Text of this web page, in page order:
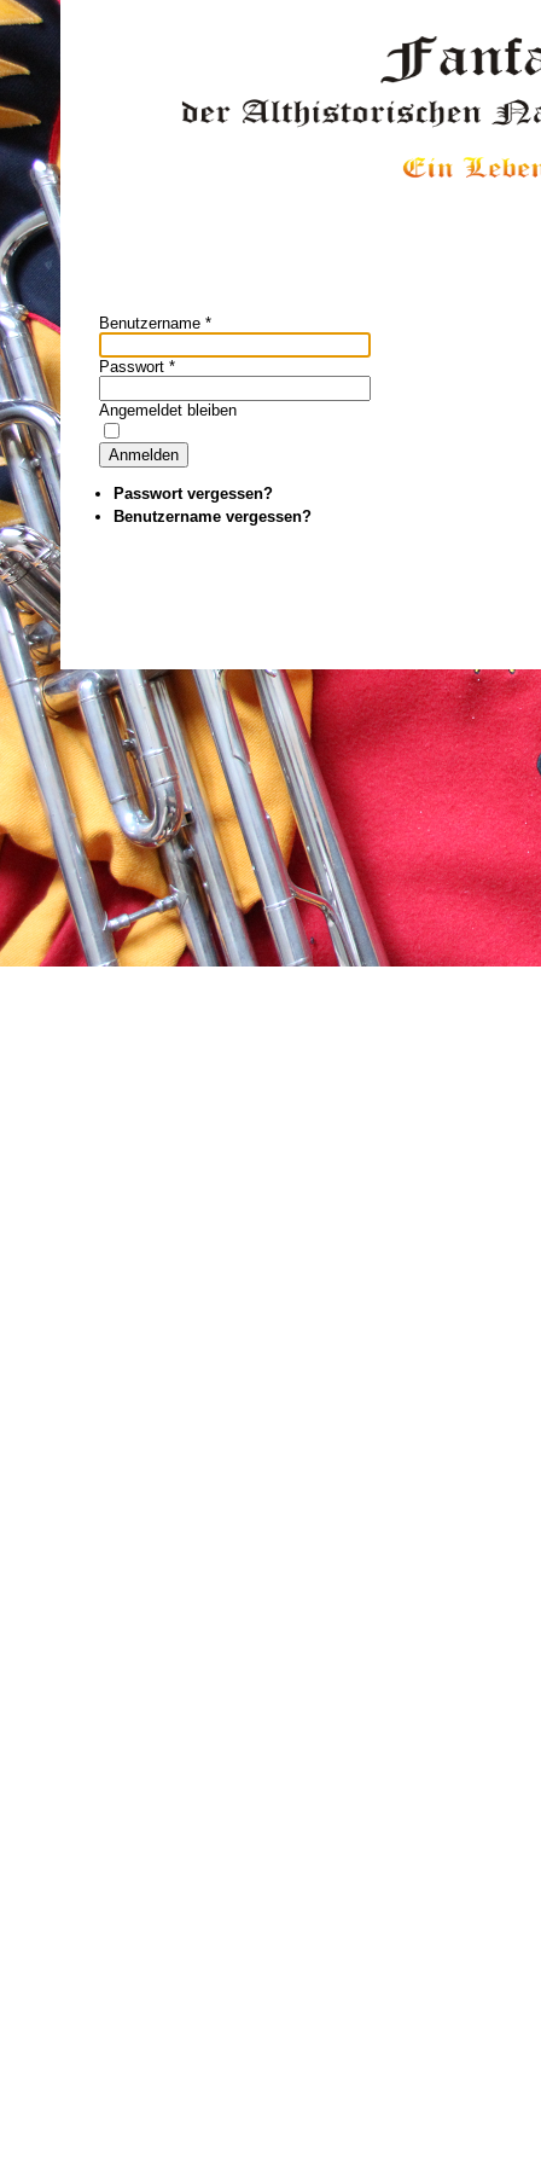
Benutzername *
Passwort *
Angemeldet bleiben
Anmelden
Passwort vergessen?
Benutzername vergessen?